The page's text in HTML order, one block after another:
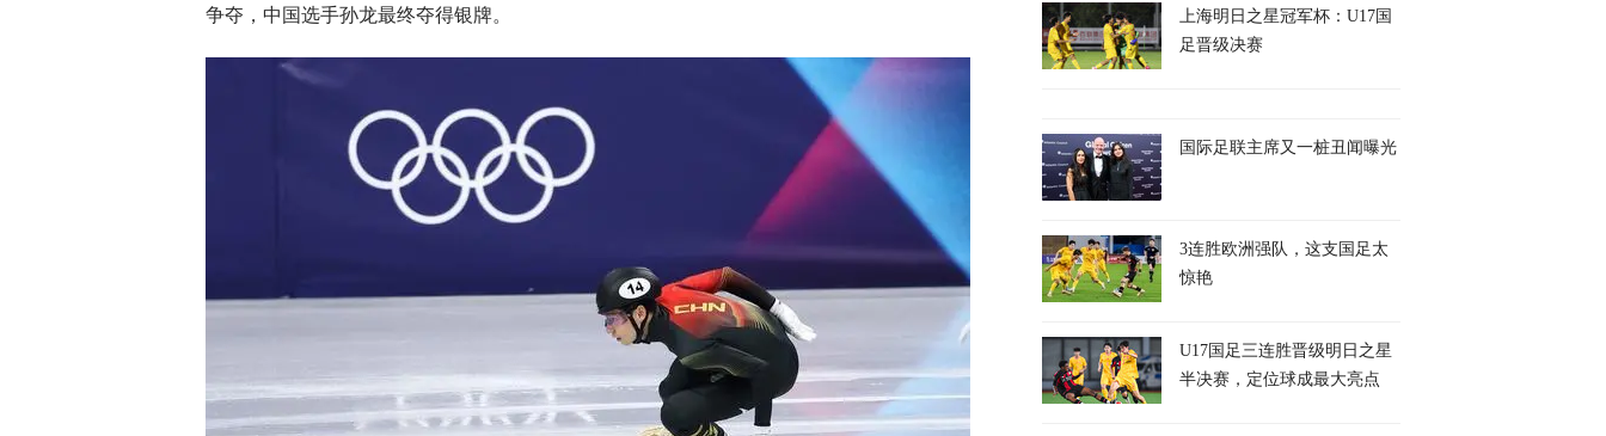
争夺，中国选手孙龙最终夺得银牌。
上海明日之星冠军杯：U17国
足晋级决赛
国际足联主席又一桩丑闻曝光
3连胜欧洲强队，这支国足太
惊艳
U17国足三连胜晋级明日之星
半决赛，定位球成最大亮点